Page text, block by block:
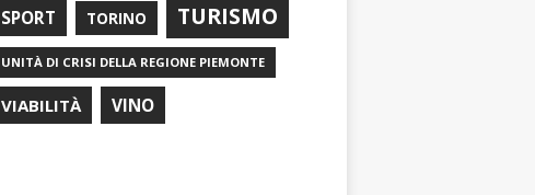
SPORT TORINO TURISMO
UNITÀ DI CRISI DELLA REGIONE PIEMONTE
VIABILITÀ VINO